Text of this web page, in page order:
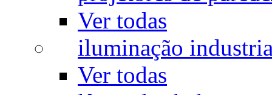
Ver todas
iluminação
Ver todas